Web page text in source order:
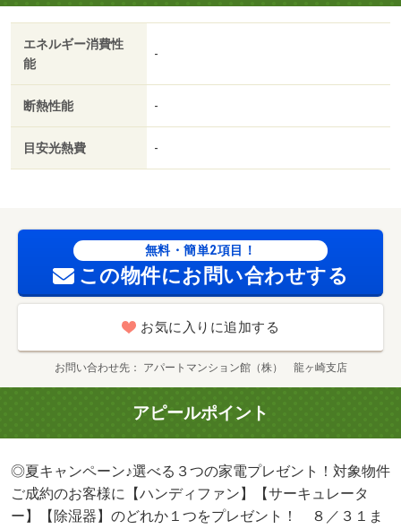
エネルギー消費性
能
-
断熱性能 -
目安光熱費 -
無料・簡単2項目！
この物件にお問い合わせする
お気に入りに追加する
お問い合わせ先 アパートマンション館（株） 龍ヶ崎支店
アピールポイント
◎夏キャンペーン♪選べる３つの家電プレゼント！対象物件
ご成約のお客様に【ハンディファン】【サーキュレータ
ー】【除湿器】のどれか１つをプレゼント！ ８／３１ま